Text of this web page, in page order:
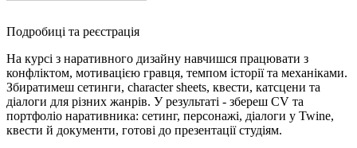
Подробиці та реєстрація
На курсі з наративного дизайну навчишся працювати з
конфліктом, мотивацією гравця, темпом історії та механіками.
Збиратимеш сетинги, character sheets, квести, катсцени та
діалоги для різних жанрів. У результаті - збереш CV та
портфоліо наративника: сетинг, персонажі, діалоги у Twine,
квести й документи, готові до презентації студіям.